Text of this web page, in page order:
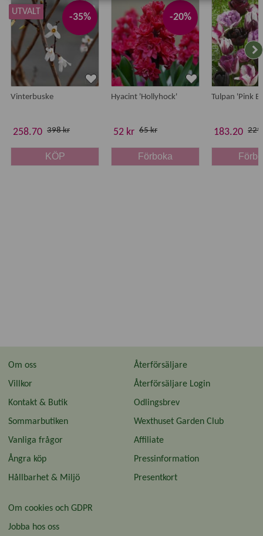
-35%
UTVALT
Vinterbuske
258.70 398 kr
KÖP
-20%
Hyacint 'Hollyhock'
52 kr 65 kr
Förboka
Tulpan 'Pink
183.20 229
Om oss
Villkor
Kontakt & Butik
Sommarbutiken
Vanliga frågor
Ångra köp
Hållbarhet & Miljö
Återförsäljare
Återförsäljare Login
Odlingsbrev
Wexthuset Garden Club
Affiliate
Pressinformation
Presentkort
Om cookies och GDPR
Jobba hos oss